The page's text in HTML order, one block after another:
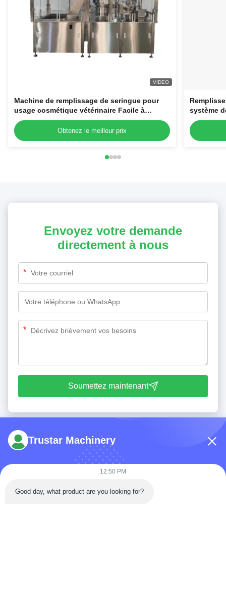
VIDEO
Machine de remplissage de seringue pour
usage cosmétique vétérinaire Facile à
utiliser 220V Seringues en plastique jetables
Obtenez le meilleur prix
système
laminaire
Envoyez votre demande
directement à nous
*
*
Soumettez maintenant
Tél: 86-180-5882-0351
Trustar Machinery
12:50 PM
Good day, what product are you looking for?